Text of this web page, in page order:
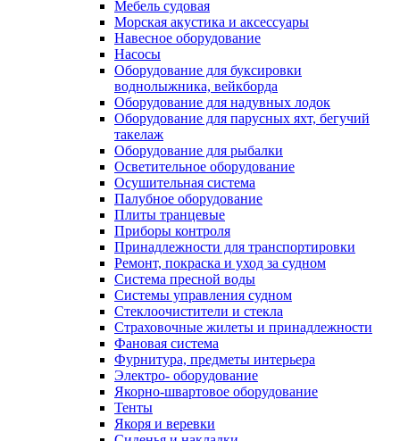
Мебель судовая
Морская акустика и аксессуары
Навесное оборудование
Насосы
Оборудование для буксировки
воднолыжника, вейкборда
Оборудование для надувных лодок
Оборудование для парусных яхт, бегучий
такелаж
Оборудование для рыбалки
Осветительное оборудование
Осушительная система
Палубное оборудование
Плиты транцевые
Приборы контроля
Принадлежности для транспортировки
Ремонт, покраска и уход за судном
Система пресной воды
Системы управления судном
Стеклоочистители и стекла
Страховочные жилеты и принадлежности
Фановая система
Фурнитура, предметы интерьера
Электро- оборудование
Якорно-швартовое оборудование
Тенты
Якоря и веревки